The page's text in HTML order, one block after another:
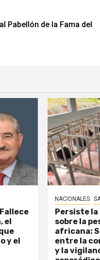
Pabellón de la Fama del
el
y el
NACIONALES
Persiste
sobre la
africana:
entre la
y la